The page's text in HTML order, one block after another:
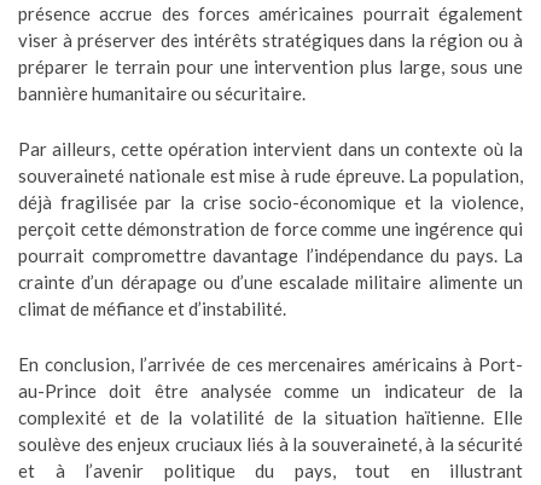
présence accrue des forces américaines pourrait également
viser à préserver des intérêts stratégiques dans la région ou à
préparer le terrain pour une intervention plus large, sous une
bannière humanitaire ou sécuritaire.
Par ailleurs, cette opération intervient dans un contexte où la
souveraineté nationale est mise à rude épreuve. La population,
déjà fragilisée par la crise socio-économique et la violence,
perçoit cette démonstration de force comme une ingérence qui
pourrait compromettre davantage l’indépendance du pays. La
crainte d’un dérapage ou d’une escalade militaire alimente un
climat de méfiance et d’instabilité.
En conclusion, l’arrivée de ces mercenaires américains à Port-
au-Prince doit être analysée comme un indicateur de la
complexité et de la volatilité de la situation haïtienne. Elle
soulève des enjeux cruciaux liés à la souveraineté, à la sécurité
et à l’avenir politique du pays, tout en illustrant